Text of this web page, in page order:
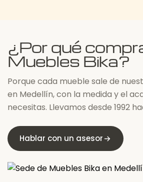
¿Por qué
Muebles Bika?
Porque cada mueble sale de
en Medellín, con la medida y el
necesitas. Llevamos desde 1992
Hablar con un asesor